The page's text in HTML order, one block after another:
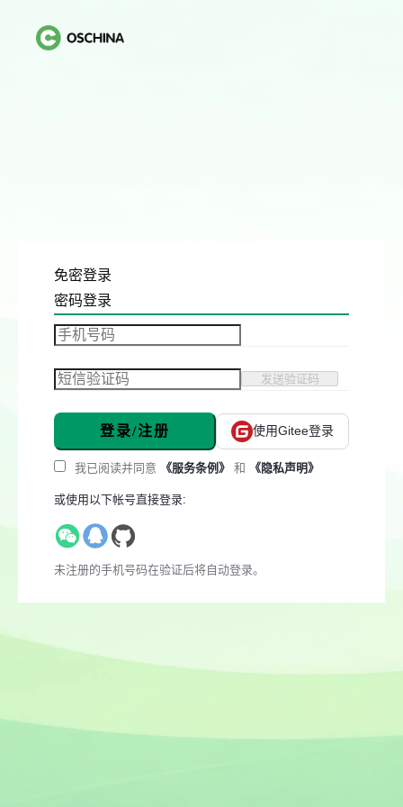
免密登录
密码登录
发送验证码
登录/注册 使用Gitee登录
我已阅读并同意 《服务条例》 和 《隐私声明》
或使用以下帐号直接登录:
未注册的手机号码在验证后将自动登录。